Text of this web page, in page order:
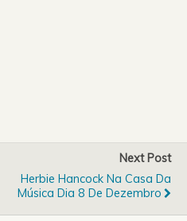
Next Post
Herbie Hancock Na Casa Da
Música Dia 8 De Dezembro